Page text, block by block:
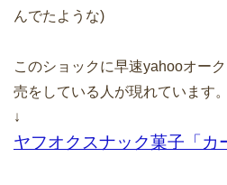
んでたような)
このショックに早速yahooオー
売をしている人が現れています。
↓
ヤフオクスナック菓子「カ